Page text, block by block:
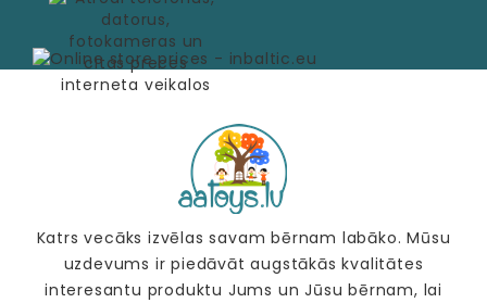
Katrs vecāks izvēlas savam bērnam labāko. Mūsu
uzdevums ir piedāvāt augstākās kvalitātes
interesantu produktu Jums un Jūsu bērnam, lai